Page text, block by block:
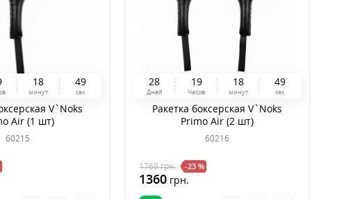
18
минут
48
сек
V`Noks
Air (1 шт)
60215
28
Дней
19
Часов
18
минут
48
сек
Ракетка боксерская V`Noks
Primo Air (2 шт)
60216
1768грн. -23 %
1360грн.